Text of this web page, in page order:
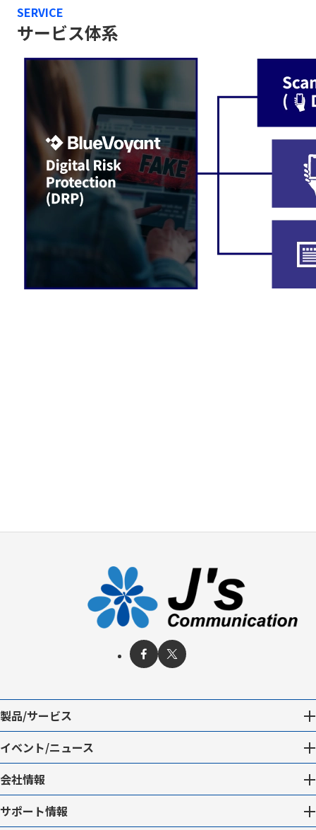
SERVICE
サービス体系
製品/サービス
イベント/ニュース
会社情報
サポート情報